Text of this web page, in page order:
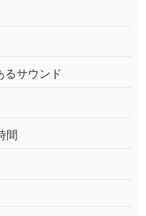
るサウンド
間